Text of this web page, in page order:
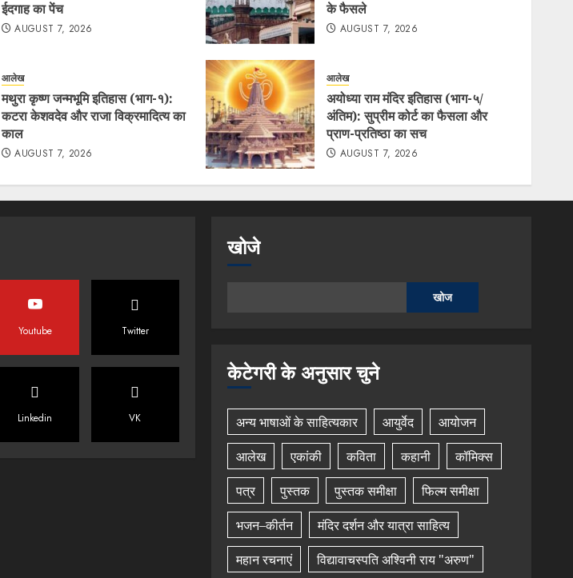
ईदगाह का पेंच
AUGUST 7, 2026
के फैसले
AUGUST 7, 2026
आलेख
मथुरा कृष्ण जन्मभूमि इतिहास (भाग-१):
कटरा केशवदेव और राजा विक्रमादित्य का
काल
AUGUST 7, 2026
आलेख
अयोध्या राम मंदिर इतिहास (भाग-५/
अंतिम): सुप्रीम कोर्ट का फैसला और
प्राण-प्रतिष्ठा का सच
AUGUST 7, 2026
Youtube Twitter
Linkedin VK
खोजे
खोज
केटेगरी के अनुसार चुने
अन्य भाषाओं के साहित्यकार आयुर्वेद
आयोजन
आलेख
एकांकी कविता कहानी
कॉमिक्स
पत्र
पुस्तक पुस्तक समीक्षा
फिल्म समीक्षा
भजन–कीर्तन
मंदिर दर्शन और यात्रा साहित्य
महान रचनाएं
विद्यावाचस्पति अश्विनी राय "अरुण"